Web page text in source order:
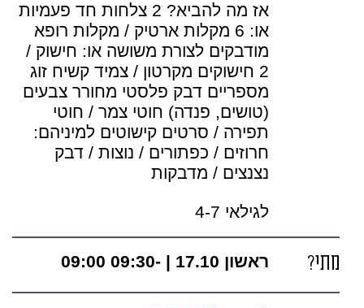
אז מה להביא? 2 צלחות חד פעמיות
או: 6 מקלות ארטיק / מקלות רופא
מודבקים לצורת משושה או: חישוק /
2 חישוקים מקרטון / צמיד קשיח זוג
מספריים דבק פלסטי מחורר צבעים
(טושים, פנדה) חוטי צמר / חוטי
תפירה / סרטים קישוטים למיניהם:
חרוזים / כפתורים / נוצות / דבק
נצנצים / מדבקות
לגילאי 4-7
מתי? ראשון 17.10 | -09:30 09:00